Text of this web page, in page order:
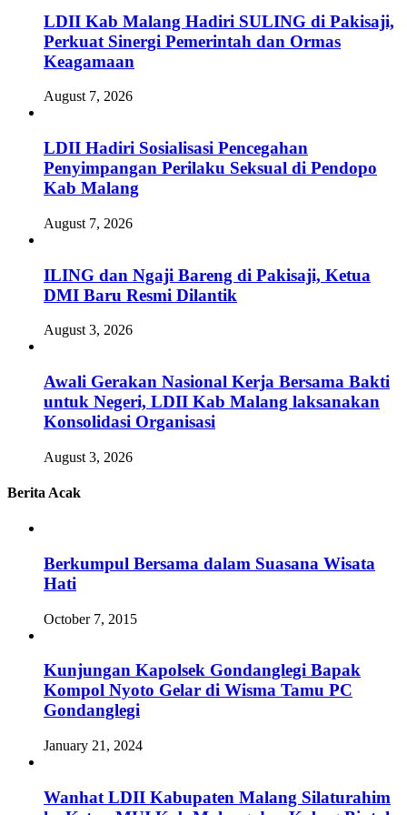
LDII Kab Malang Hadiri SULING di Pakisaji,
Perkuat Sinergi Pemerintah dan Ormas
Keagamaan
August 7, 2026
LDII Hadiri Sosialisasi Pencegahan
Penyimpangan Perilaku Seksual di Pendopo
Kab Malang
August 7, 2026
ILING dan Ngaji Bareng di Pakisaji, Ketua
DMI Baru Resmi Dilantik
August 3, 2026
Awali Gerakan Nasional Kerja Bersama Bakti
untuk Negeri, LDII Kab Malang laksanakan
Konsolidasi Organisasi
August 3, 2026
Berita Acak
Berkumpul Bersama dalam Suasana Wisata
Hati
October 7, 2015
Kunjungan Kapolsek Gondanglegi Bapak
Kompol Nyoto Gelar di Wisma Tamu PC
Gondanglegi
January 21, 2024
Wanhat LDII Kabupaten Malang Silaturahim